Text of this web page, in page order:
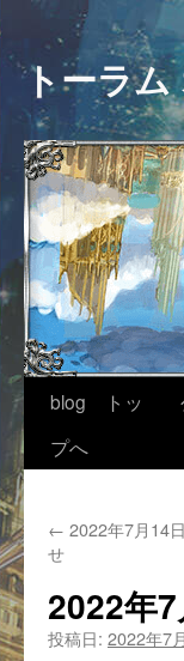
トーラム
blog トッ
プへ
← 2022年7月14
せ
2022年
投稿日: 2022年7